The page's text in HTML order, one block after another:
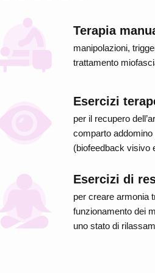
Terapia
manipolazioni,
trattamento
Esercizi
per il recupero
comparto addomino
(biofeedback visivo
Esercizi di
per creare armonia
funzionamento dei
uno stato di